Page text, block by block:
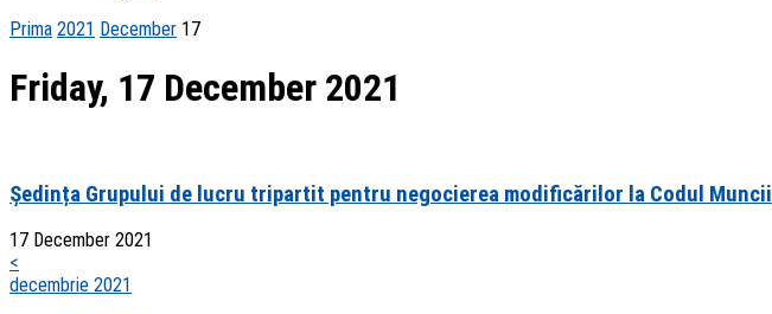
Prima 2021 December 17
Friday, 17 December 2021
Ședința Grupului de lucru tripartit pentru negocierea modificărilor la Codul Muncii
17 December 2021
<
decembrie 2021